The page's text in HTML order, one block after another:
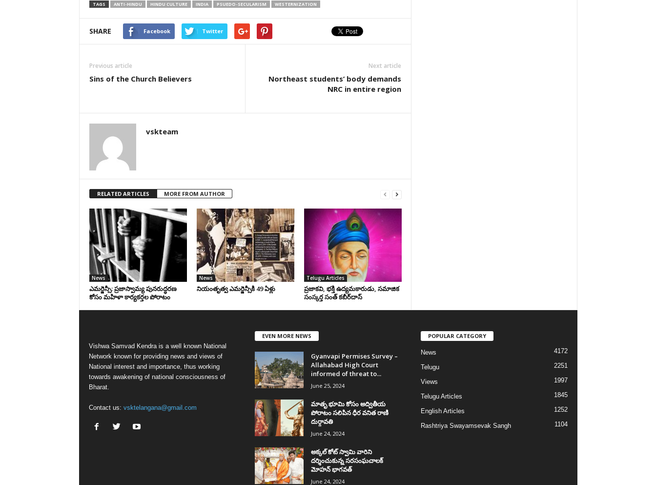
TAGS ANTI-HINDU HINDU CULTURE INDIA PSUEDO-SECULARISM WESTERNIZATION
SHARE Facebook Twitter
Previous article
Sins of the Church Believers
Next article
Northeast students’ body demands
NRC in entire region
vskteam
RELATED ARTICLES MORE FROM AUTHOR
News
ఎమర్జెన్సీ: ప్రజాస్వామ్య పునరుద్ధరణ
కోసం మహిళా కార్యకర్తల పోరాటం
News
నియంతృత్వ ఎమర్జెన్సీకి 49 ఏళ్లు
Telugu Articles
ప్రజాకవి, భక్తి ఉద్యమకారుడు, సమాజిక
సంస్కర్త సంత్‌ కబీర్‌దాస్‌
Vishwa Samvad Kendra is a well known National
Network known for providing news and views of
National interest and importance, thus working
towards awakening of national consciousness of
Bharat.
Contact us: vsktelangana@gmail.com
EVEN MORE NEWS
Gyanvapi Permises Survey –
Allahabad High Court
informed of threat to...
June 25, 2024
మాతృ భూమి కోసం అద్వితీయ
పోరాటం సలిపిన ధీర వనిత రాణి
దుర్గావతి
June 24, 2024
అక్కల్‌ కోట్‌ స్వామి వారిని
దర్శించుకున్న సరసంఘచాలక్
మోహన్ భాగవత్
June 24, 2024
POPULAR CATEGORY
News 4172
Telugu 2251
Views 1997
Telugu Articles 1845
English Articles 1252
Rashtriya Swayamsevak Sangh 1104